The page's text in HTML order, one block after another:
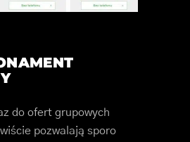
do ofert grupowych
pozwalają sporo